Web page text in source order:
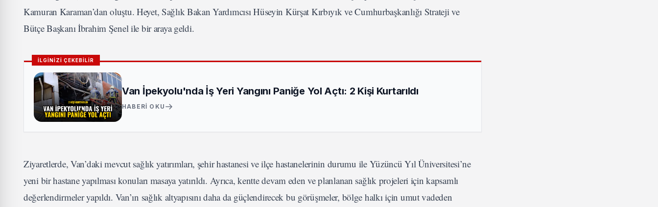
Kamuran Karaman’dan oluştu. Heyet, Sağlık Bakan Yardımcısı Hüseyin Kürşat Kırbıyık ve Cumhurbaşkanlığı Strateji ve
Bütçe Başkanı İbrahim Şenel ile bir araya geldi.
İLGİNİZİ ÇEKEBİLİR
Van İpekyolu'nda İş Yeri Yangını Paniğe Yol Açtı: 2 Kişi Kurtarıldı
HABERI OKU
Ziyaretlerde, Van’daki mevcut sağlık yatırımları, şehir hastanesi ve ilçe hastanelerinin durumu ile Yüzüncü Yıl Üniversitesi’ne
yeni bir hastane yapılması konuları masaya yatırıldı. Ayrıca, kentte devam eden ve planlanan sağlık projeleri için kapsamlı
değerlendirmeler yapıldı. Van’ın sağlık altyapısını daha da güçlendirecek bu görüşmeler, bölge halkı için umut vadeden